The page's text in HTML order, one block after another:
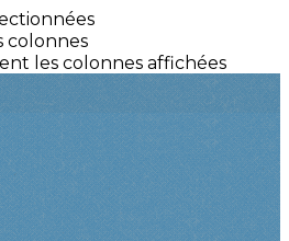
colonnes
les colonnes affichées